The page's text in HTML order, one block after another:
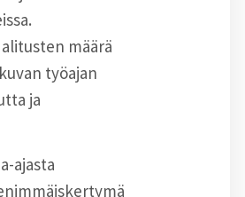
määrä
työajan
ja
ajasta